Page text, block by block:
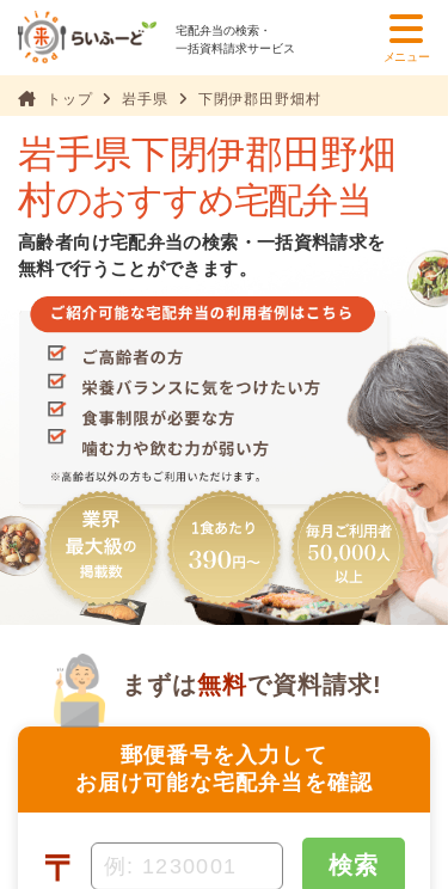
宅配弁当の検索・
一括資料請求サービス
メニュー
トップ 岩手県 下閉伊郡田野畑村
岩手県下閉伊郡田野畑
村のおすすめ宅配弁当
高齢者向け宅配弁当の検索・一括資料請求を
無料で行うことができます。
郵便番号を入力して
お届け可能な宅配弁当を確認
まずは無料で資料請求!
〒 検索